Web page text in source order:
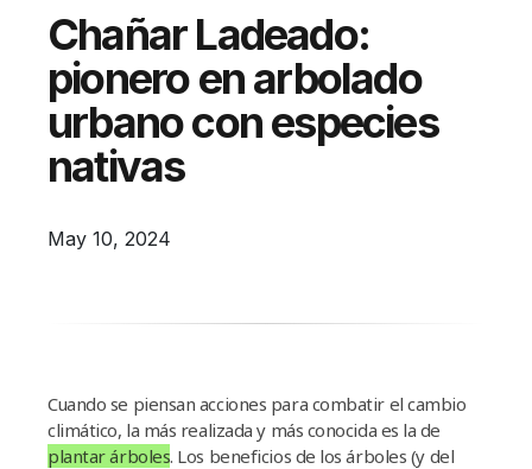
Campañas
Arbolado
Residuos
Proyectos
Edificios Municipales Energéticamente
Chañar Ladeado:
pionero en arbolado
urbano con especies
nativas
May 10, 2024
Cuando se piensan acciones para combatir el cambio
climático, la más realizada y más conocida es la de
plantar árboles. Los beneficios de los árboles (y del